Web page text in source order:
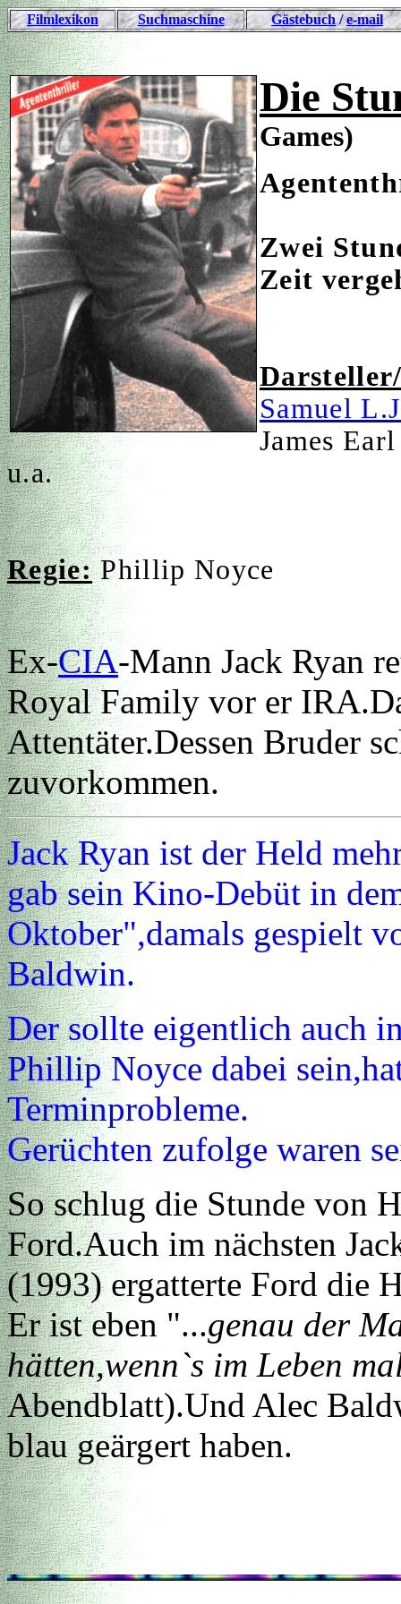
Filmlexikon Suchmaschine Gästebuch/e-mail
Die
Games)
Zwei
Zeit
Samuel
James
u.a.
Regie: Phillip Noyce
Ex-CIA-Mann Jack Ryan
Royal Family vor er
Attentäter.Dessen Bruder
zuvorkommen.
Jack Ryan ist der Held
gab sein Kino-Debüt in
Oktober",damals gespielt
Baldwin.
Der sollte eigentlich auch
Phillip Noyce dabei
Terminprobleme.
Gerüchten zufolge waren
So schlug die Stunde von
Ford.Auch im nächsten
(1993) ergatterte Ford die
Er ist eben "...genau der
hätten,wenn`s im Leben
Abendblatt).Und Alec
blau geärgert haben.